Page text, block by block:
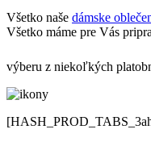
Všetko naše dámske
Všetko máme pre Vás
výberu z niekoľkých